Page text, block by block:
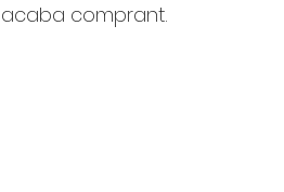
acaba comprant.